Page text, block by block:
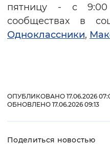
пятницу - с
сообществах в
Одноклассники,
ОПУБЛИКОВАНО 17.06.2026
ОБНОВЛЕНО 17.06.2026 09:13
Поделиться новостью